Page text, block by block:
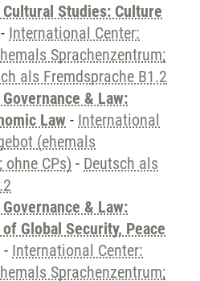
Studies: Culture
- International Center:
Sprachenzentrum;
als Fremdsprache B1.2
& Law:
Law - International
(ehemals
ohne CPs) - Deutsch als
& Law:
Global Security, Peace
- International Center:
Sprachenzentrum;